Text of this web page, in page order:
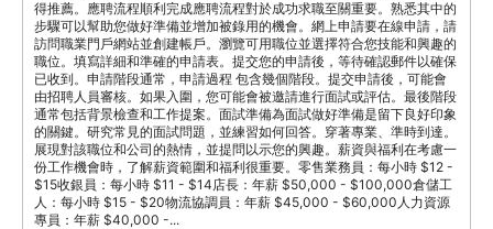
得推薦。應聘流程順利完成應聘流程對於成功求職至關重要。熟悉其中的
步驟可以幫助您做好準備並增加被錄用的機會。網上申請要在線申請，請
訪問職業門戶網站並創建帳戶。瀏覽可用職位並選擇符合您技能和興趣的
職位。填寫詳細和準確的申請表。提交您的申請後，等待確認郵件以確保
已收到。申請階段通常，申請過程 包含幾個階段。提交申請後，可能會
由招聘人員審核。如果入圍，您可能會被邀請進行面試或評估。最後階段
通常包括背景檢查和工作提案。面試準備為面試做好準備是留下良好印象
的關鍵。研究常見的面試問題，並練習如何回答。穿著專業、準時到達。
展現對該職位和公司的熱情，並提問以示您的興趣。薪資與福利在考慮一
份工作機會時，了解薪資範圍和福利很重要。零售業務員：每小時 $12 -
$15收銀員：每小時 $11 - $14店長：年薪 $50,000 - $100,000倉儲工
人：每小時 $15 - $20物流協調員：年薪 $45,000 - $60,000人力資源
專員：年薪 $40,000 -...